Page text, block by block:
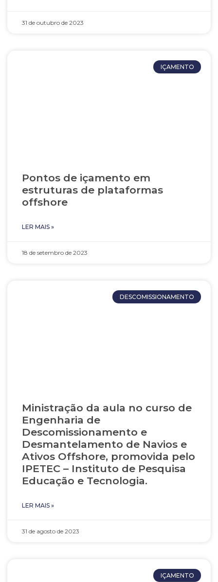
31 de outubro de 2023
IÇAMENTO
Pontos de içamento em
estruturas de plataformas
offshore
LER MAIS »
18 de setembro de 2023
DESCOMISSIONAMENTO
Ministração da aula no curso de
Engenharia de
Descomissionamento e
Desmantelamento de Navios e
Ativos Offshore, promovida pelo
IPETEC – Instituto de Pesquisa
Educação e Tecnologia.
LER MAIS »
31 de agosto de 2023
IÇAMENTO